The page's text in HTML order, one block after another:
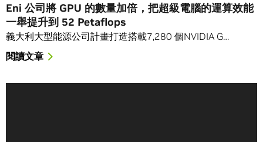
Eni 公司將 GPU 的數量加倍，把超級電腦的運算效能
一舉提升到 52 Petaflops
義大利大型能源公司計畫打造搭載7,280 個NVIDIA G…
閱讀文章